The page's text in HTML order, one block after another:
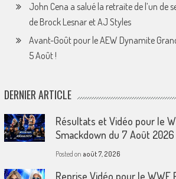
John Cena a salué la retraite de l’un de
de Brock Lesnar et AJ Styles
Avant-Goût pour le AEW Dynamite
5 Août !
DERNIER ARTICLE
Résultats et Vidéo pour le
Smackdown du 7 Août 2026
Posted on août 7, 2026
Reprise Vidéo pour le WWE